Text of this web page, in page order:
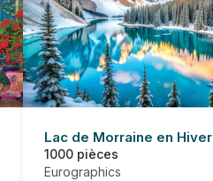
Lac de Morraine en Hiver
1000 pièces
Eurographics